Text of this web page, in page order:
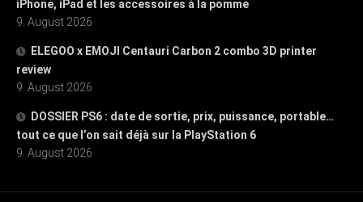
iPhone, iPad et les accessoires à la pomme
9. August 2026
ELEGOO x EMOJI Centauri Carbon 2 combo 3D printer
review
9. August 2026
DOSSIER PS6 : date de sortie, prix, puissance, portable…
tout ce que l’on sait déjà sur la PlayStation 6
9. August 2026